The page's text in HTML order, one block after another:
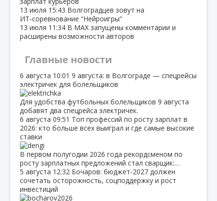
13 июля 15:43 Волгоградцев зовут на
ИТ‑соревнование “Нейроигры”
13 июля 11:34 В МАХ запущены комментарии и
расширены возможности авторов
Главные новости
6 августа 10:01 9 августа: в Волгограде — спецрейсы
электричек для болельщиков
Для удобства футбольных болельщиков 9 августа
добавят два спецрейса электричек.
6 августа 09:51 Топ профессий по росту зарплат в
2026: кто больше всех выиграл и где самые высокие
ставки
В первом полугодии 2026 года рекордсменом по
росту зарплатных предложений стал сварщик:…
5 августа 12:32 Бочаров: бюджет‑2027 должен
сочетать осторожность, соцподдержку и рост
инвестиций